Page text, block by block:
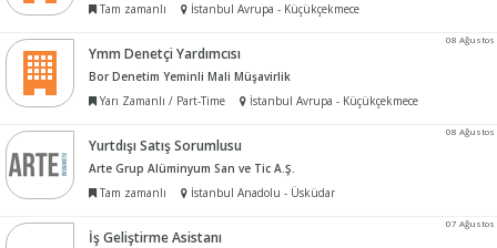
Tam zamanlı
İstanbul Avrupa - Küçükçekmece
08 Ağustos
Ymm Denetçi Yardımcısı
Bor Denetim Yeminli Mali Müşavirlik
Yarı Zamanlı / Part-Time
İstanbul Avrupa - Küçükçekmece
08 Ağustos
Yurtdışı Satış Sorumlusu
Arte Grup Alüminyum San ve Tic A.Ş.
Tam zamanlı
İstanbul Anadolu - Üsküdar
07 Ağustos
İş Geliştirme Asistanı